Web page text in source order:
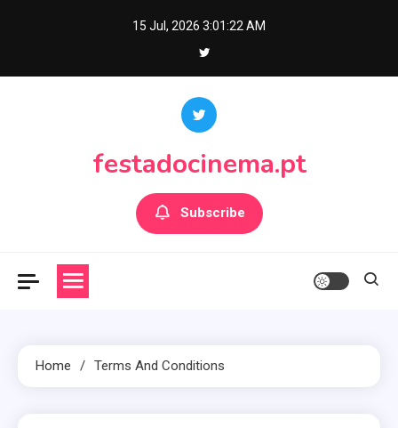
15 Jul, 2026 3:01:22 AM
festadocinema.pt
Subscribe
Home Terms And Conditions